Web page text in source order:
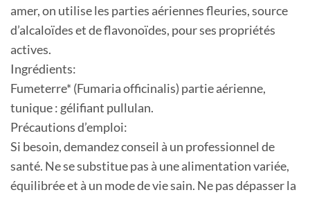
amer, on utilise les parties aériennes fleuries, source
d’alcaloïdes et de flavonoïdes, pour ses propriétés
actives.
Ingrédients:
Fumeterre* (Fumaria officinalis) partie aérienne,
tunique : gélifiant pullulan.
Précautions d’emploi:
Si besoin, demandez conseil à un professionnel de
santé. Ne se substitue pas à une alimentation variée,
équilibrée et à un mode de vie sain. Ne pas dépasser la